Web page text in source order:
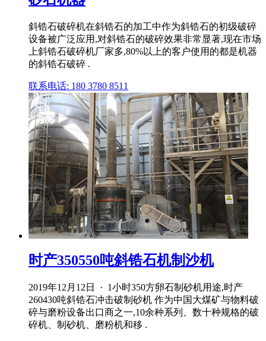
斜锆石破碎机在斜锆石的加工中作为斜锆石的初级破碎
设备被广泛应用,对斜锆石的破碎效果非常显著,现在市场
上斜锆石破碎机厂家多,80%以上的客户使用的都是机器
的斜锆石破碎 .
联系电话: 180 3780 8511
时产350550吨斜锆石机制沙机
2019年12月12日 · 1小时350方卵石制砂机用途,时产
260430吨斜锆石冲击破制砂机 作为中国大煤矿与物料破
碎与磨粉设备出口商之一,10余种系列、数十种规格的破
碎机、制砂机、磨粉机和移 .